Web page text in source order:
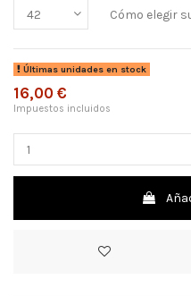
Cómo elegir
Últimas unidades en stock
16,00 €
Impuestos incluidos